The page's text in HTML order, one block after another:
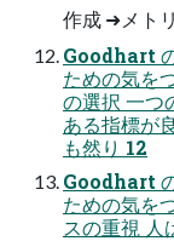
作成 ➜メト
Goodhart
ための気を
の選択 ⼀つ
ある指標が
も然り 12
Goodhart
ための気を
スの重視 ⼈